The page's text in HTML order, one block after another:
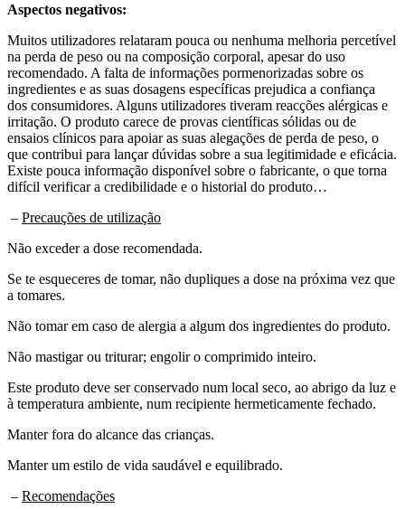
Aspectos negativos:
Muitos utilizadores relataram pouca ou nenhuma melhoria percetível
na perda de peso ou na composição corporal, apesar do uso
recomendado. A falta de informações pormenorizadas sobre os
ingredientes e as suas dosagens específicas prejudica a confiança
dos consumidores. Alguns utilizadores tiveram reacções alérgicas e
irritação. O produto carece de provas científicas sólidas ou de
ensaios clínicos para apoiar as suas alegações de perda de peso, o
que contribui para lançar dúvidas sobre a sua legitimidade e eficácia.
Existe pouca informação disponível sobre o fabricante, o que torna
difícil verificar a credibilidade e o historial do produto…
– Precauções de utilização
Não exceder a dose recomendada.
Se te esqueceres de tomar, não dupliques a dose na próxima vez que
a tomares.
Não tomar em caso de alergia a algum dos ingredientes do produto.
Não mastigar ou triturar; engolir o comprimido inteiro.
Este produto deve ser conservado num local seco, ao abrigo da luz e
à temperatura ambiente, num recipiente hermeticamente fechado.
Manter fora do alcance das crianças.
Manter um estilo de vida saudável e equilibrado.
– Recomendações